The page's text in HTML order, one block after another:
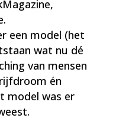
een model (het
wat nu dé
van mensen
én
model was er